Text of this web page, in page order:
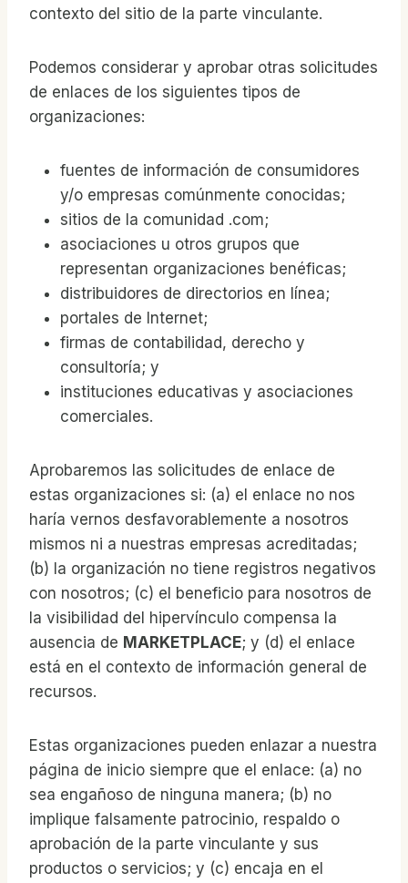
contexto del sitio de la parte vinculante.
Podemos considerar y aprobar otras solicitudes
de enlaces de los siguientes tipos de
organizaciones:
fuentes de información de consumidores
y/o empresas comúnmente conocidas;
sitios de la comunidad .com;
asociaciones u otros grupos que
representan organizaciones benéficas;
distribuidores de directorios en línea;
portales de Internet;
firmas de contabilidad, derecho y
consultoría; y
instituciones educativas y asociaciones
comerciales.
Aprobaremos las solicitudes de enlace de
estas organizaciones si: (a) el enlace no nos
haría vernos desfavorablemente a nosotros
mismos ni a nuestras empresas acreditadas;
(b) la organización no tiene registros negativos
con nosotros; (c) el beneficio para nosotros de
la visibilidad del hipervínculo compensa la
ausencia de MARKETPLACE; y (d) el enlace
está en el contexto de información general de
recursos.
Estas organizaciones pueden enlazar a nuestra
página de inicio siempre que el enlace: (a) no
sea engañoso de ninguna manera; (b) no
implique falsamente patrocinio, respaldo o
aprobación de la parte vinculante y sus
productos o servicios; y (c) encaja en el